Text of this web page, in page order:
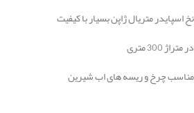
نخ اسپایدر متریال ژاپن بسیار با کیفیت
در متراژ 300 متری
مناسب چرخ و ریسه های اب شیرین